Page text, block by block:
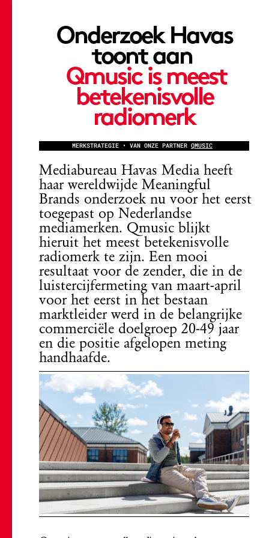
Onderzoek Havas
toont aan
Qmusic is meest
betekenisvolle
radiomerk
MERKSTRATEGIE • VAN ONZE PARTNER QMUSIC
Mediabureau Havas Media heeft
haar wereldwijde Meaningful
Brands onderzoek nu voor het eerst
toegepast op Nederlandse
mediamerken. Qmusic blijkt
hieruit het meest betekenisvolle
radiomerk te zijn. Een mooi
resultaat voor de zender, die in de
luistercijfermeting van maart-april
voor het eerst in het bestaan
marktleider werd in de belangrijke
commerciële doelgroep 20-49 jaar
en die positie afgelopen meting
handhaafde.